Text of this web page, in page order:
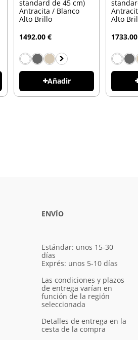
standard de 45 cm)
Antracita / Blanco
Alto Brillo
1492.00 €
Añadir
Alto
ENVÍO
Estándar: unos 15-30
días
Exprés: unos 5-10 días
Las condiciones y plazos
de entrega varían en
función de la región
seleccionada
Detalles de entrega en la
cesta de la compra